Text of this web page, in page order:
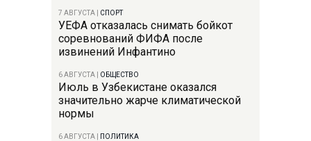
7 АВГУСТА СПОРТ
УЕФА отказалась снимать бойкот
соревнований ФИФА после
извинений Инфантино
6 АВГУСТА ОБЩЕСТВО
Июль в Узбекистане оказался
значительно жарче климатической
нормы
6 АВГУСТА ПОЛИТИКА